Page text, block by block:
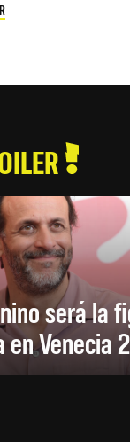
será la
en Venecia